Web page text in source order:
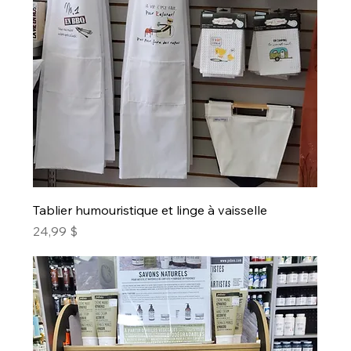
Tablier humouristique et linge à vaisselle
Prix
24,99 $